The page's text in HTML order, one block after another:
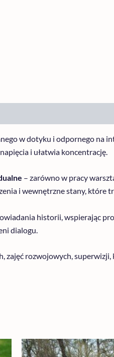
w dotyku i odpornego na
i ułatwia koncentrację.
– zarówno w pracy
i wewnętrzne stany, które
historii, wspierając
dialogu.
rozwojowych,